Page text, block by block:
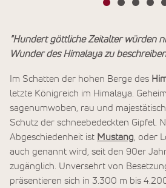
"Hundert göttliche Zeitalter würden
Wunder des Himalaya zu beschreiben
Im Schatten der hohen Berge des
letzte Königreich im Himalaya.
sagenumwoben, rau und
Schutz der schneebedeckten Gipfel.
Abgeschiedenheit ist Mustang , oder
auch genannt wird, seit den 90er
zugänglich. Unversehrt von
präsentieren sich in 3.300 m bis